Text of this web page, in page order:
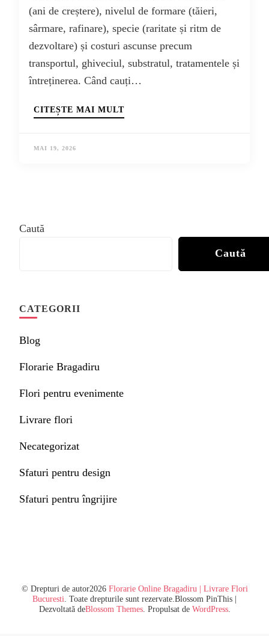
(ani de creștere), nivelul de formare (tăieri,
sârmare, rafinare), specie (raritate și ritm de
dezvoltare) și costuri ascunse precum
transportul, ghiveciul, substratul, tratamentele și
întreținerea. Când cauți…
CITEȘTE MAI MULT
MAI 19, 2026
Caută
Caută
CATEGORII
Blog
Florarie Bragadiru
Flori pentru evenimente
Livrare flori
Necategorizat
Sfaturi pentru design
Sfaturi pentru îngrijire
© Drepturi de autor2026 Florarie Online Bragadiru | Livrare Flori
Bucuresti. Toate drepturile sunt rezervate.Blossom PinThis |
Dezvoltată deBlossom Themes. Propulsat de WordPress.